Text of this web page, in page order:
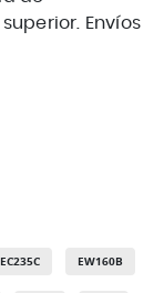
Envíos
EC235C EW160B